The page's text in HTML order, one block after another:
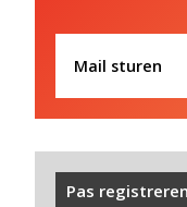
Mail sturen
Pas registreren